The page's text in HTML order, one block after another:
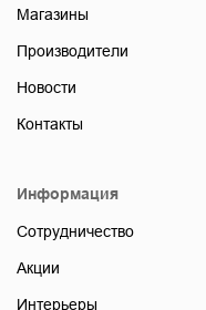
Магазины
Производители
Новости
Контакты
Информация
Сотрудничество
Акции
Интерьеры